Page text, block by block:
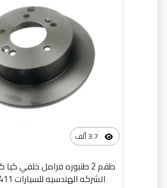
الشركه الهندسيه للسيارات 58411-1D000